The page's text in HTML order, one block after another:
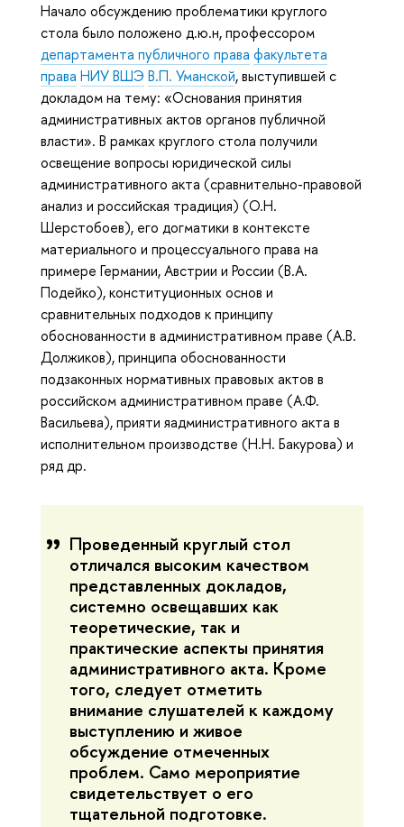
Начало обсуждению проблематики круглого
стола было положено д.ю.н, профессором
департамента публичного права факультета
права НИУ ВШЭ В.П. Уманской, выступившей с
докладом на тему: «Основания принятия
административных актов органов публичной
власти». В рамках круглого стола получили
освещение вопросы юридической силы
административного акта (сравнительно-правовой
анализ и российская традиция) (О.Н.
Шерстобоев), его догматики в контексте
материального и процессуального права на
примере Германии, Австрии и России (В.А.
Подейко), конституционных основ и
сравнительных подходов к принципу
обоснованности в административном праве (А.В.
Должиков), принципа обоснованности
подзаконных нормативных правовых актов в
российском административном праве (А.Ф.
Васильева), прияти яадминистративного акта в
исполнительном производстве (Н.Н. Бакурова) и
ряд др.
Проведенный круглый стол
отличался высоким качеством
представленных докладов,
системно освещавших как
теоретические, так и
практические аспекты принятия
административного акта. Кроме
того, следует отметить
внимание слушателей к каждому
выступлению и живое
обсуждение отмеченных
проблем. Само мероприятие
свидетельствует о его
тщательной подготовке.